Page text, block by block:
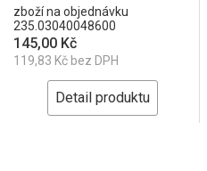
zboží na objednávku
235.03040048600
145,00 Kč
119,83 Kč bez DPH
Detail produktu